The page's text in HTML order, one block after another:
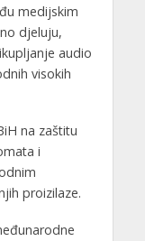
medijskim
djeluju,
audio
visokih
na zaštitu
i
proizilaze.